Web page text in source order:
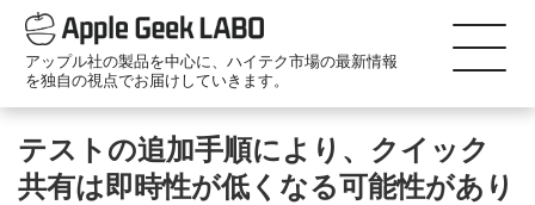
アップル社の製品を中心に、ハイテク市場の最新情報
を独自の視点でお届けしていきます。
テストの追加手順により、クイック
共有は即時性が低くなる可能性があり